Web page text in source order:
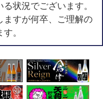
状況でございます。
ますが何卒、ご理解の
。